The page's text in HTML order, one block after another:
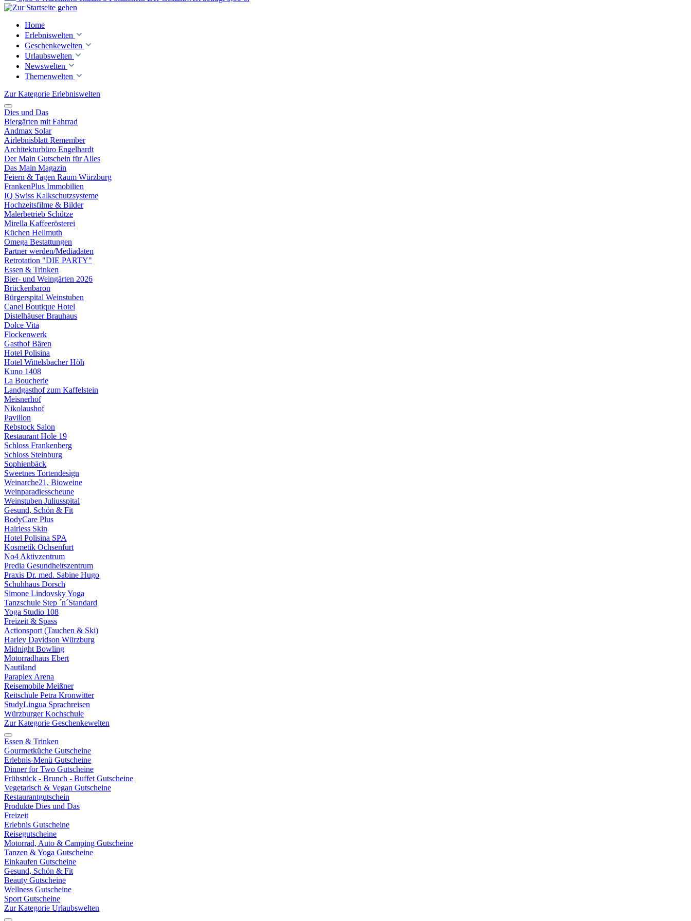
Home
Erlebniswelten
Geschenkewelten
Urlaubswelten
Newswelten
Themenwelten
Zur Kategorie Erlebniswelten
Dies und Das
Biergärten mit Fahrrad
Andmax Solar
Airlebnisblatt Remember
Architekturbüro Engelhardt
Der Main Gutschein für Alles
Das Main Magazin
Feiern & Tagen Raum Würzburg
FrankenPlus Immobilien
IQ Swiss Kalkschutzsysteme
Hochzeitsfilme & Bilder
Malerbetrieb Schütze
Mirella Kaffeerösterei
Küchen Hellmuth
Omega Bestattungen
Partner werden/Mediadaten
Retrotation "DIE PARTY"
Essen & Trinken
Bier- und Weingärten 2026
Brückenbaron
Bürgerspital Weinstuben
Canel Boutique Hotel
Distelhäuser Brauhaus
Dolce Vita
Flockenwerk
Gasthof Bären
Hotel Polisina
Hotel Wittelsbacher Höh
Kuno 1408
La Boucherie
Landgasthof zum Kaffelstein
Meisnerhof
Nikolaushof
Pavillon
Rebstock Salon
Restaurant Hole 19
Schloss Frankenberg
Schloss Steinburg
Sophienbäck
Sweetnes Tortendesign
Weinarche21, Bioweine
Weinparadiesscheune
Weinstuben Juliusspital
Gesund, Schön & Fit
BodyCare Plus
Hairless Skin
Hotel Polisina SPA
Kosmetik Ochsenfurt
No4 Aktivzentrum
Predia Gesundheitszentrum
Praxis Dr. med. Sabine Hugo
Schuhhaus Dorsch
Simone Lindovsky Yoga
Tanzschule Step ´n´Standard
Yoga Studio 108
Freizeit & Spass
Actionsport (Tauchen & Ski)
Harley Davidson Würzburg
Midnight Bowling
Motorradhaus Ebert
Nautiland
Paraplex Arena
Reisemobile Meißner
Reitschule Petra Kronwitter
StudyLingua Sprachreisen
Würzburger Kochschule
Zur Kategorie Geschenkewelten
Essen & Trinken
Gourmetküche Gutscheine
Erlebnis-Menü Gutscheine
Dinner for Two Gutscheine
Frühstück - Brunch - Buffet Gutscheine
Vegetarisch & Vegan Gutscheine
Restaurantgutschein
Produkte Dies und Das
Freizeit
Erlebnis Gutscheine
Reisegutscheine
Motorrad, Auto & Camping Gutscheine
Tanzen & Yoga Gutscheine
Einkaufen Gutscheine
Gesund, Schön & Fit
Beauty Gutscheine
Wellness Gutscheine
Sport Gutscheine
Zur Kategorie Urlaubswelten